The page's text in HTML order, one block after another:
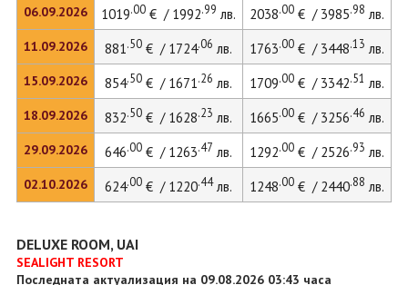
06.09.2026
11.09.2026
15.09.2026
18.09.2026
29.09.2026
02.10.2026
1019.00€ / 1992.99 лв. 2038.00€ / 3985.98 лв.
881.50€ / 1724.06 лв. 1763.00€ / 3448.13 лв.
854.50€ / 1671.26 лв. 1709.00€ / 3342.51 лв.
832.50€ / 1628.23 лв. 1665.00€ / 3256.46 лв.
646.00€ / 1263.47 лв. 1292.00€ / 2526.93 лв.
624.00€ / 1220.44лв. 1248.00€ / 2440.88 лв.
DELUXE ROOM, UAI
SEALIGHT RESORT
Последната актуализация на 09.08.2026 03:43 часа